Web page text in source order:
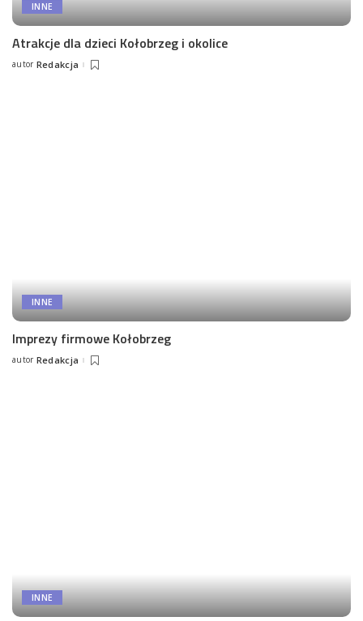
INNE
Atrakcje dla dzieci Kołobrzeg i okolice
Posted
autor Redakcja
INNE
Imprezy firmowe Kołobrzeg
Posted
autor Redakcja
INNE